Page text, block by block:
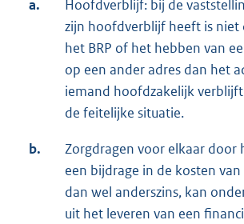
a.
Hoofdverblijf: bij de
zijn hoofdverblijf heeft is niet
het BRP of het hebben van
op een ander adres dan het
iemand hoofdzakelijk
de feitelijke situatie.
b.
Zorgdragen voor elkaar door
een bijdrage in de kosten
dan wel anderszins, kan
uit het leveren van een